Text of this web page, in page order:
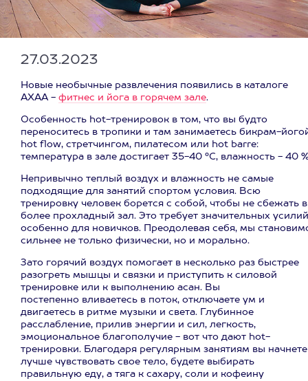
27.03.2023
Новые необычные развлечения появились в каталоге
АХАА - фитнес и йога в горячем зале.
Особенность hot-тренировок в том, что вы будто
переноситесь в тропики и там занимаетесь бикрам-
hot flow, стретчингом, пилатесом или hot barre:
температура в зале достигает 35-40 °С, влажность - 40
Непривычно теплый воздух и влажность не самые
подходящие для занятий спортом условия. Всю
тренировку человек борется с собой, чтобы не сбежать в
более прохладный зал. Это требует значительных
особенно для новичков. Преодолевая себя, мы
сильнее не только физически, но и морально.
Зато горячий воздух помогает в несколько раз быстрее
разогреть мышцы и связки и приступить к силовой
тренировке или к выполнению асан. Вы
постепенно вливаетесь в поток, отключаете ум и
двигаетесь в ритме музыки и света. Глубинное
расслабление, прилив энергии и сил, легкость,
эмоциональное благополучие - вот что дают hot-
тренировки. Благодаря регулярным занятиям вы начнете
лучше чувствовать свое тело, будете выбирать
правильную еду, а тяга к сахару, соли и кофеину